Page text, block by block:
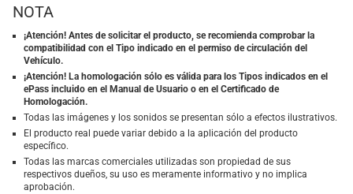
NOTA
¡Atención! Antes de solicitar el producto, se recomienda comprobar la
compatibilidad con el Tipo indicado en el permiso de circulación del
Vehículo.
¡Atención! La homologación sólo es válida para los Tipos indicados en el
ePass incluido en el Manual de Usuario o en el Certificado de
Homologación.
Todas las imágenes y los sonidos se presentan sólo a efectos ilustrativos.
El producto real puede variar debido a la aplicación del producto
específico.
Todas las marcas comerciales utilizadas son propiedad de sus
respectivos dueños, su uso es meramente informativo y no implica
aprobación.